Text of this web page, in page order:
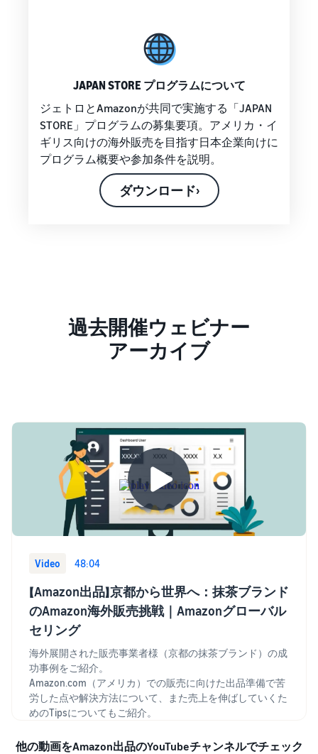
JAPAN STORE プログラムについて
ジェトロとAmazonが共同で実施する「JAPAN
STORE」プログラムの募集要項。アメリカ・イ
ギリス向けの海外販売を目指す日本企業向けに
プログラム概要や参加条件を説明。
ダウンロード›
過去開催ウェビナー
アーカイブ
Video 48:04
【Amazon出品】京都から世界へ：抹茶ブランド
のAmazon海外販売挑戦｜Amazonグローバル
セリング
海外展開された販売事業者様（京都の抹茶ブランド）の成
功事例をご紹介。
Amazon.com（アメリカ）での販売に向けた出品準備で苦
労した点や解決方法について、また売上を伸ばしていくた
めのTipsについてもご紹介。
他の動画をAmazon出品のYouTubeチャンネルでチェック